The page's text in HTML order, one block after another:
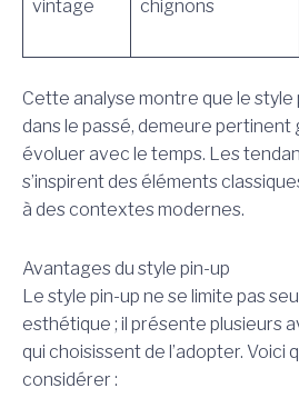
vintage
chignons
Cette analyse montre que le style
dans le passé, demeure pertinent
évoluer avec le temps. Les
s’inspirent des éléments
à des contextes modernes.
Avantages du style pin-up
Le style pin-up ne se limite pas
esthétique ; il présente plusieurs
qui choisissent de l’adopter. Voici
considérer :